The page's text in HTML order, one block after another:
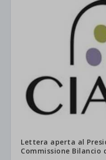
Lettera aperta al
Commissione Bilancio